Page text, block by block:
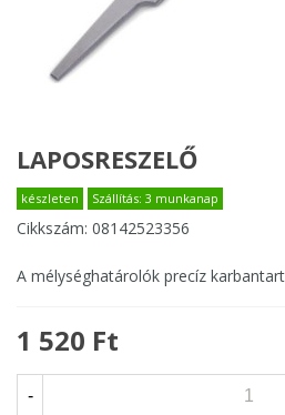
LAPOSRESZELŐ
készleten Szállítás: 3 munkanap
Cikkszám: 08142523356
A mélységhatárolók precíz
1 520 Ft
-